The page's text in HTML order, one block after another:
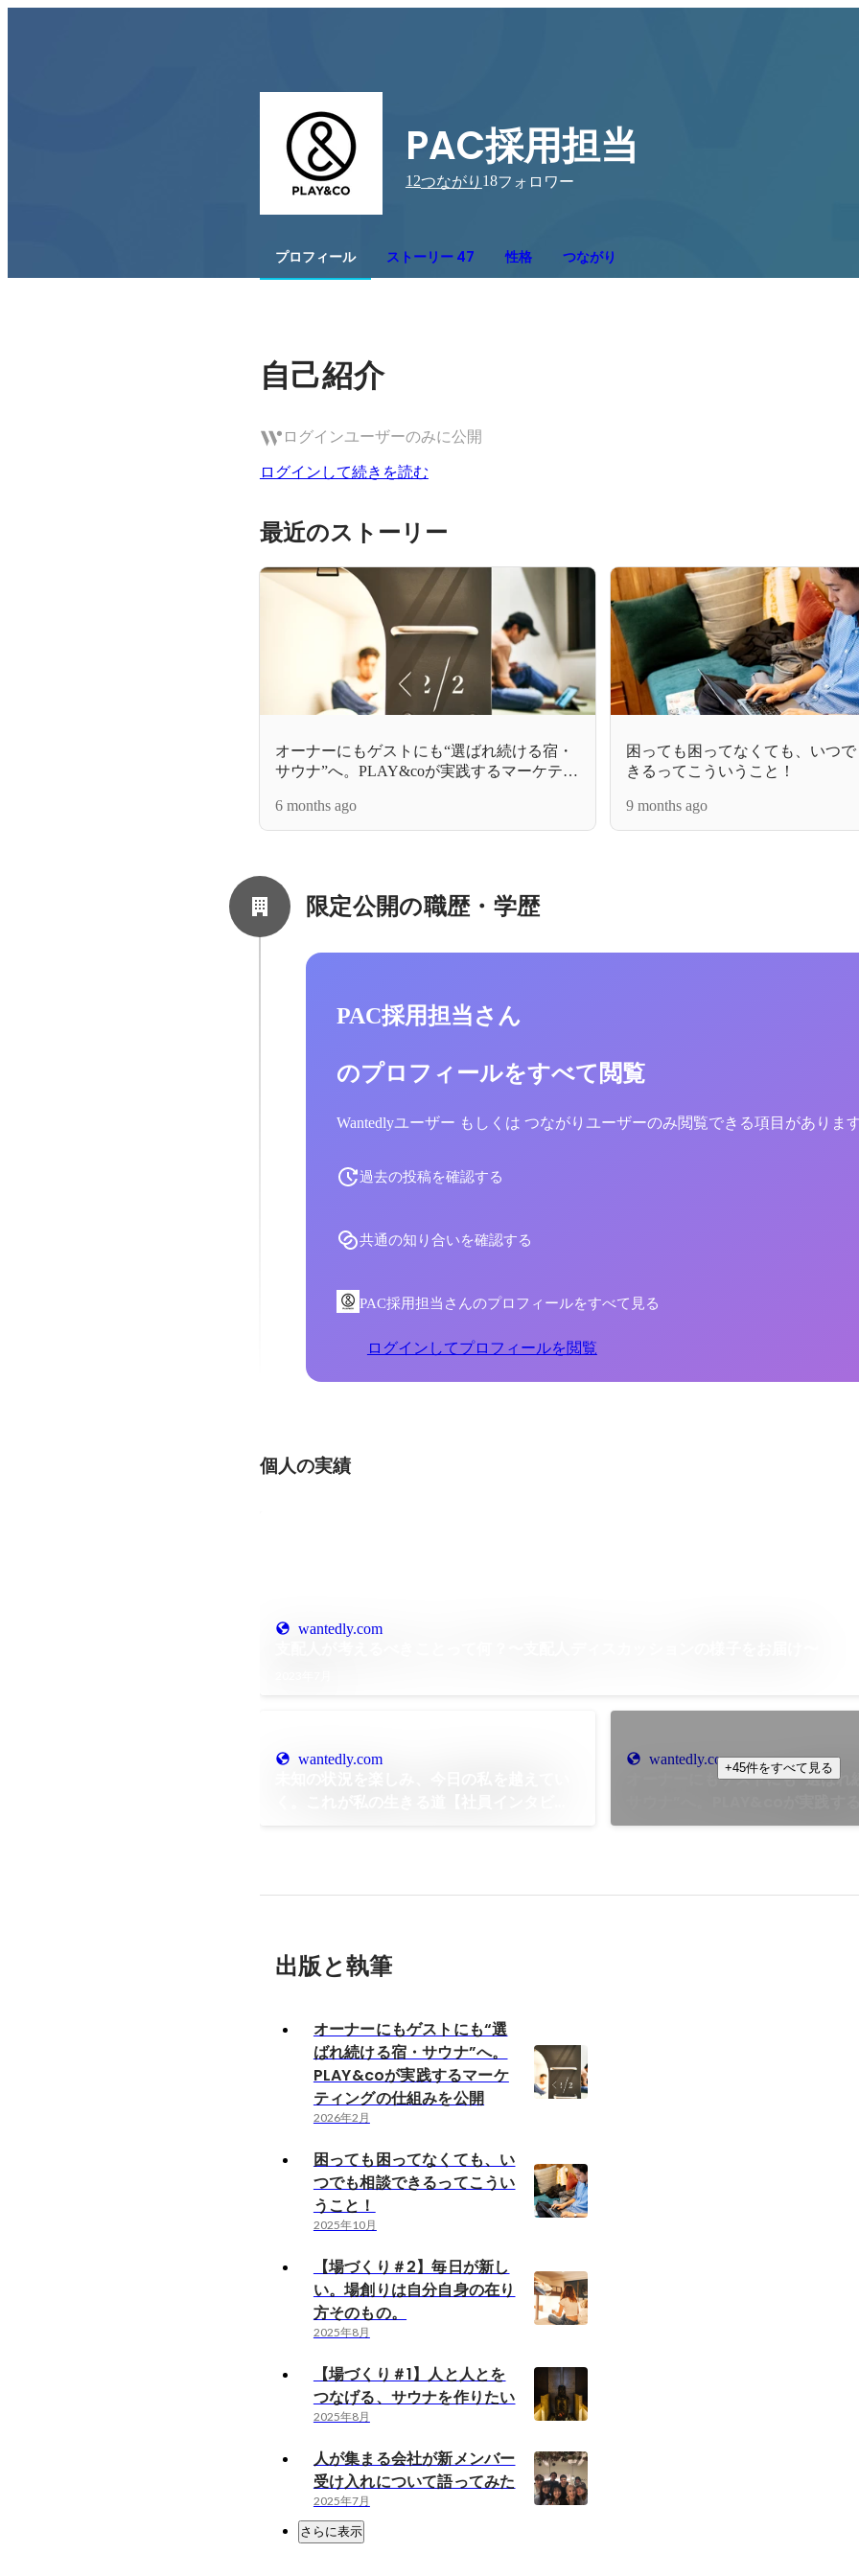
PAC採用担当
12つながり 18フォロワー
プロフィール ストーリー 47 性格 つながり
自己紹介
ログインユーザーのみに公開
ログインして続きを読む
最近のストーリー
オーナーにもゲストにも“選ばれ続ける宿・
サウナ”へ。PLAY&coが実践するマーケティ
6 months ago
困っても困ってなくても、いつ
きるってこういうこと！
9 months ago
限定公開の職歴・学歴
PAC採用担当さん
のプロフィールをすべて閲覧
Wantedlyユーザー もしくは つながりユーザーのみ閲覧できる項目がありま
過去の投稿を確認する
共通の知り合いを確認する
PAC採用担当さんのプロフィールをすべて見る
ログインしてプロフィールを閲覧
個人の実績
wantedly.com
wantedly.com wantedly.com
オーナーにもゲストにも“選ば
ィングの仕組みを公開
+45件をすべて見る
出版と執筆
オーナーにもゲストにも“選
ばれ続ける宿・サウナ”へ。
PLAY&coが実践するマーケ
ティングの仕組みを公開
2026年2月
困っても困ってなくても、い
つでも相談できるってこうい
うこと！
2025年10月
【場づくり＃2】毎日が新し
い。場創りは自分自身の在り
方そのもの。
2025年8月
【場づくり＃1】人と人とを
つなげる、サウナを作りたい
2025年8月
人が集まる会社が新メンバー
受け入れについて語ってみた
2025年7月
さらに表示